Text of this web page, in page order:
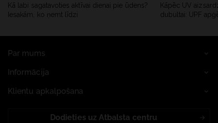
Kā labi sagatavoties aktīvai dienai pie ūdens?
Iesakām, ko ņemt līdzi
Kāpēc UV
dubultai: UPF
Par mums
Informācija
Klientu apkalpošana
Dodieties uz Atbalsta centru